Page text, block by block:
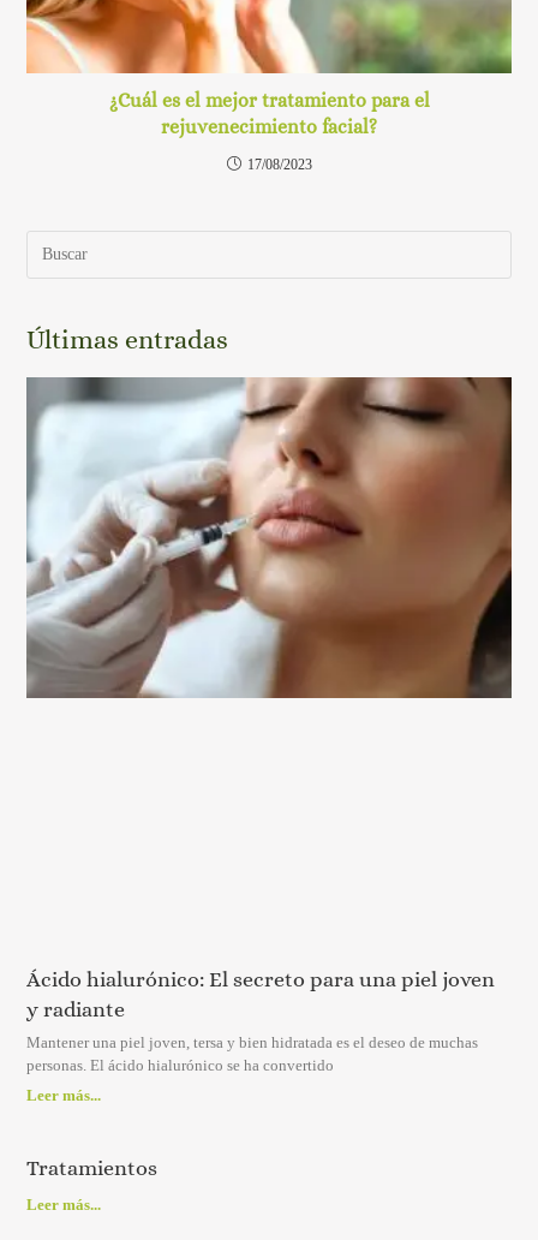
¿Cuál es el mejor tratamiento para el
rejuvenecimiento facial?
17/08/2023
Últimas entradas
Ácido hialurónico: El secreto para una piel joven
y radiante
Mantener una piel joven, tersa y bien hidratada es el deseo de muchas
personas. El ácido hialurónico se ha convertido
Leer más...
Tratamientos
Leer más...